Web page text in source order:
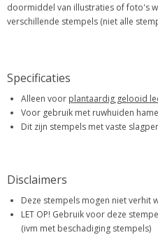
doormiddel van illustraties of foto's
verschillende stempels (niet alle
Specificaties
Alleen voor plantaardig gelooid
Voor gebruik met ruwhuiden
Dit zijn stempels met vaste
Disclaimers
Deze stempels mogen niet verhit
LET OP! Gebruik voor deze
(ivm met beschadiging stempels)